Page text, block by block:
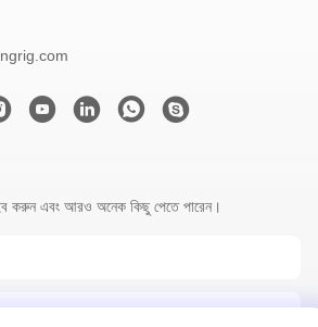
করুন এবং আরও অনেক কিছু পেতে পারেন।